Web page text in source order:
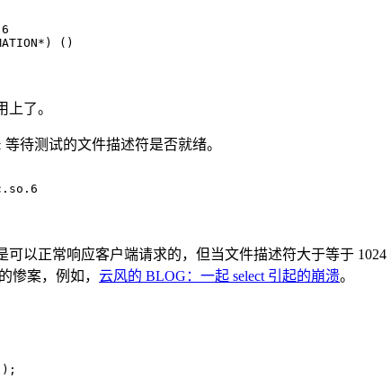
()
上了。
等待测试的文件描述符是否就绪。
以正常响应客户端请求的，但当文件描述符大于等于
惨案，例如， 云风的 BLOG：一起 select 引起的崩溃。
;